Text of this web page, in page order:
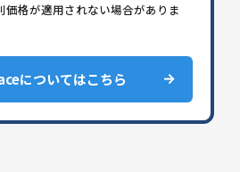
格が適用されない場合がありま
についてはこちら